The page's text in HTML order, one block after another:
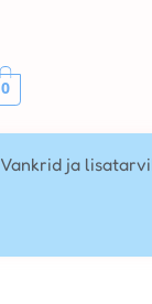
0
Vankrid ja